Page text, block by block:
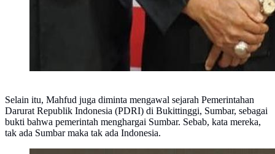
Selain itu, Mahfud juga diminta mengawal sejarah Pemerintahan
Darurat Republik Indonesia (PDRI) di Bukittinggi, Sumbar, sebagai
bukti bahwa pemerintah menghargai Sumbar. Sebab, kata mereka,
tak ada Sumbar maka tak ada Indonesia.